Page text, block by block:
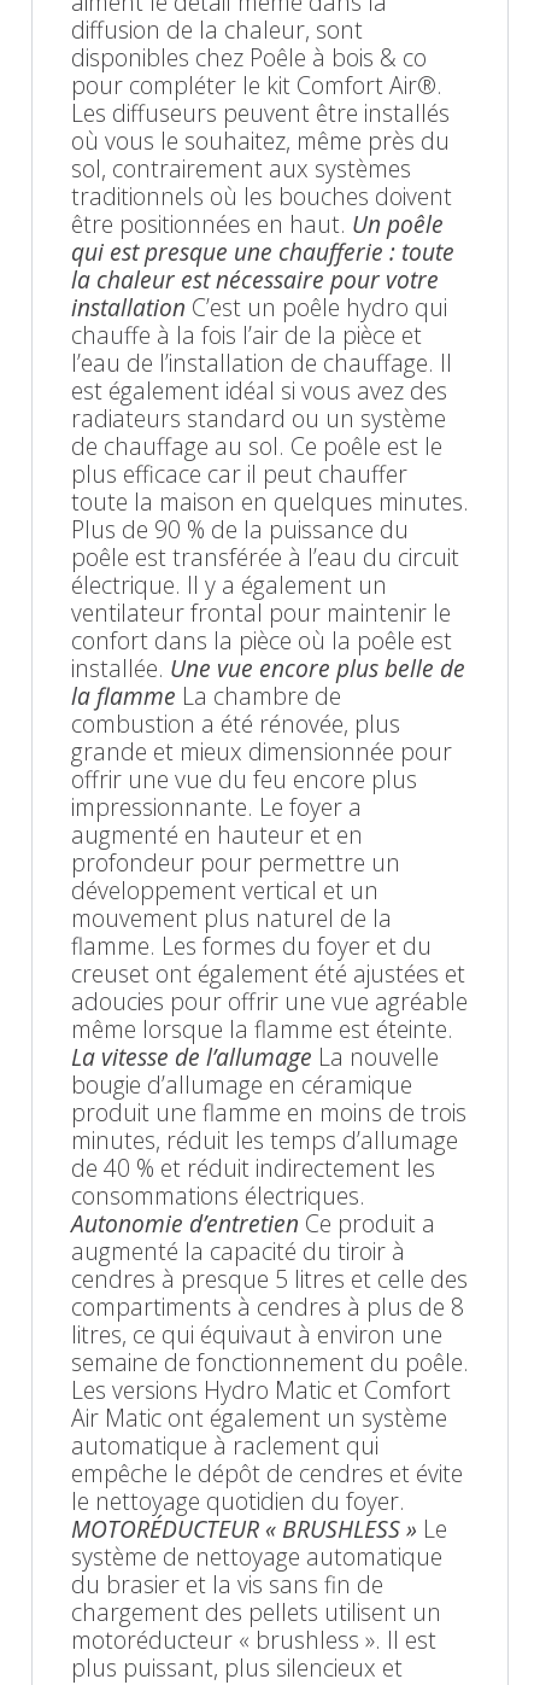
diffusion de la chaleur, sont
disponibles chez Poêle à bois & co
pour compléter le kit Comfort Air®.
Les diffuseurs peuvent être installés
où vous le souhaitez, même près du
sol, contrairement aux systèmes
traditionnels où les bouches doivent
être positionnées en haut. Un poêle
qui est presque une chaufferie : toute
la chaleur est nécessaire pour votre
installation C’est un poêle hydro qui
chauffe à la fois l’air de la pièce et
l’eau de l’installation de chauffage. Il
est également idéal si vous avez des
radiateurs standard ou un système
de chauffage au sol. Ce poêle est le
plus efficace car il peut chauffer
toute la maison en quelques minutes.
Plus de 90 % de la puissance du
poêle est transférée à l’eau du circuit
électrique. Il y a également un
ventilateur frontal pour maintenir le
confort dans la pièce où la poêle est
installée. Une vue encore plus belle de
la flamme La chambre de
combustion a été rénovée, plus
grande et mieux dimensionnée pour
offrir une vue du feu encore plus
impressionnante. Le foyer a
augmenté en hauteur et en
profondeur pour permettre un
développement vertical et un
mouvement plus naturel de la
flamme. Les formes du foyer et du
creuset ont également été ajustées et
adoucies pour offrir une vue agréable
même lorsque la flamme est éteinte.
La vitesse de l’allumage La nouvelle
bougie d’allumage en céramique
produit une flamme en moins de trois
minutes, réduit les temps d’allumage
de 40 % et réduit indirectement les
consommations électriques.
Autonomie d’entretien Ce produit a
augmenté la capacité du tiroir à
cendres à presque 5 litres et celle des
compartiments à cendres à plus de 8
litres, ce qui équivaut à environ une
semaine de fonctionnement du poêle.
Les versions Hydro Matic et Comfort
Air Matic ont également un système
automatique à raclement qui
empêche le dépôt de cendres et évite
le nettoyage quotidien du foyer.
MOTORÉDUCTEUR « BRUSHLESS » Le
système de nettoyage automatique
du brasier et la vis sans fin de
chargement des pellets utilisent un
motoréducteur « brushless ». Il est
plus puissant, plus silencieux et